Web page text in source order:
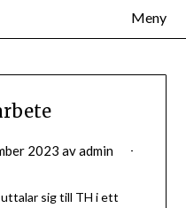
Meny
2023 avadmin
sig till TH i ett